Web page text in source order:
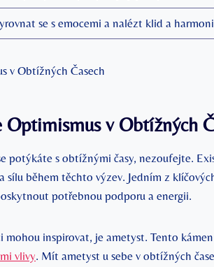
se s emocemi a nalézt klid a
Optimismus v Obtížných
potýkáte s obtížnými časy, nezoufejte.
sílu během těchto výzev. Jedním z
potřebnou podporu a energii.
mohou inspirovat, je ametyst. Tento
vlivy. Mít ametyst u sebe v obtížných